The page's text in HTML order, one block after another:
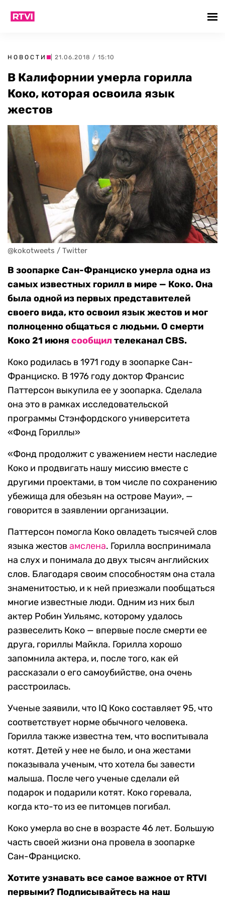
НОВОСТИ | 21.06.2018 / 15:10
В Калифорнии умерла горилла
Коко, которая освоила язык
жестов
@kokotweets / Twitter
В зоопарке Сан-Франциско умерла одна из
самых известных горилл в мире — Коко. Она
была одной из первых представителей
своего вида, кто освоил язык жестов и мог
полноценно общаться с людьми. О смерти
Коко 21 июня сообщилтелеканал CBS.
Коко родилась в 1971 году в зоопарке Сан-
Франциско. В 1976 году доктор Франсис
Паттерсон выкупила ее у зоопарка. Сделала
она это в рамках исследовательской
программы Стэнфордского университета
«Фонд Гориллы»
«Фонд продолжит с уважением нести наследие
Коко и продвигать нашу миссию вместе с
другими проектами, в том числе по сохранению
убежища для обезьян на острове Мауи», —
говорится в заявлении организации.
Паттерсон помогла Коко овладеть тысячей слов
языка жестов амслена. Горилла воспринимала
на слух и понимала до двух тысяч английских
слов. Благодаря своим способностям она стала
знаменитостью, и к ней приезжали пообщаться
многие известные люди. Одним из них был
актер Робин Уильямс, которому удалось
развеселить Коко — впервые после смерти ее
друга, гориллы Майкла. Горилла хорошо
запомнила актера, и, после того, как ей
рассказали о его самоубийстве, она очень
расстроилась.
Ученые заявили, что IQ Коко составляет 95, что
соответствует норме обычного человека.
Горилла также известна тем, что воспитывала
котят. Детей у нее не было, и она жестами
показывала ученым, что хотела бы завести
малыша. После чего ученые сделали ей
подарок и подарили котят. Коко горевала,
когда кто-то из ее питомцев погибал.
Коко умерла во сне в возрасте 46 лет. Большую
часть своей жизни она провела в зоопарке
Сан-Франциско.
Хотите узнавать все самое важное от RTVI
первыми? Подписывайтесь на наш